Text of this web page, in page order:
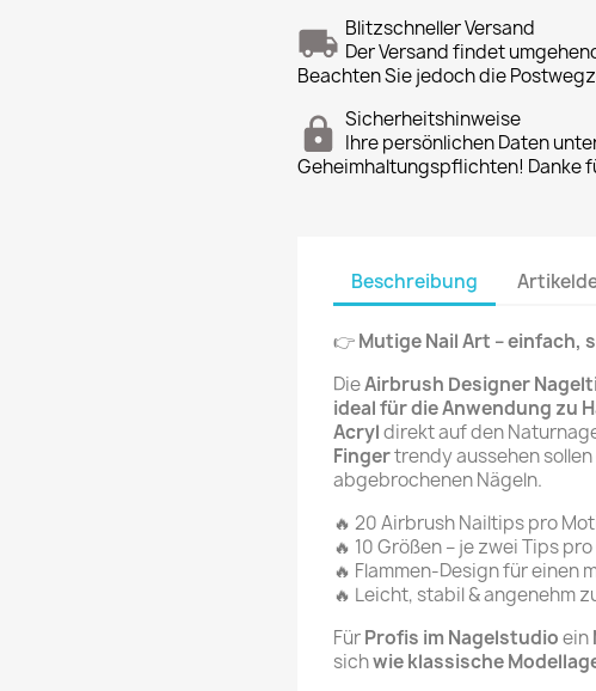
Blitzschneller Versand
Der Versand findet
Beachten Sie jedoch die
Sicherheitshinweise
Ihre persönlichen Daten
Geheimhaltungspflichten! Danke
Beschreibung
👉Mutige Nail Art – einfach,
DieAirbrush Designer
ideal für die Anwendung zu
Acryldirekt auf den
Fingertrendy aussehen
abgebrochenen Nägeln.
🔥 20 Airbrush Nailtips pro
🔥 10 Größen – je zwei Tips
🔥 Flammen-Design für einen
🔥 Leicht, stabil & angenehm
FürProfis im Nagelstudioein
sichwie klassische